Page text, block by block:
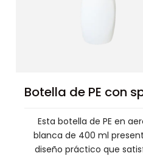
Esta botella redonda de
ml resistente a caídas
está diseñada para la